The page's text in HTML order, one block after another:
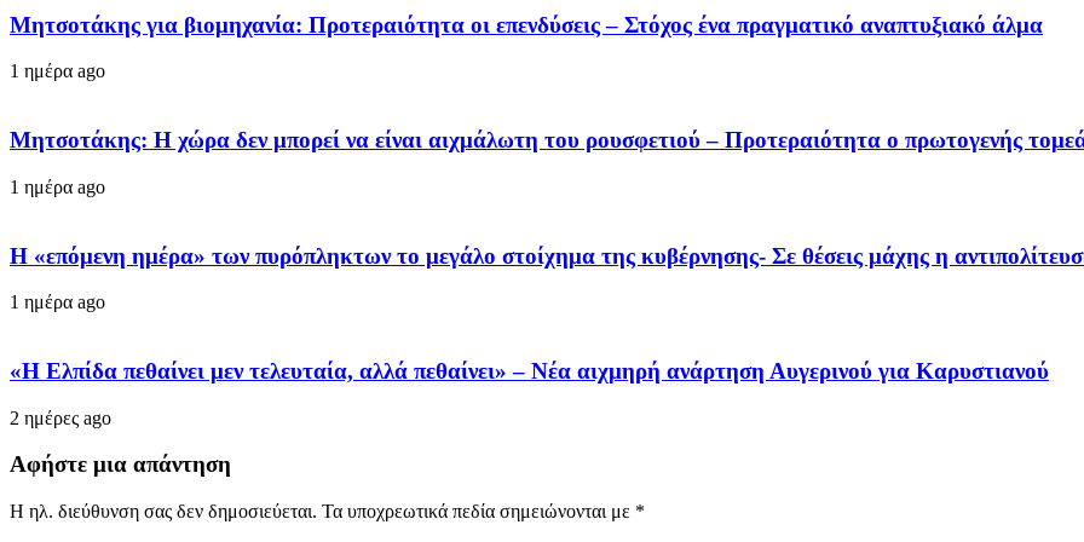
Μητσοτάκης για βιομηχανία: Προτεραιότητα οι επενδύσεις – Στόχος ένα πραγματικό αναπτυξιακό άλμα
1 ημέρα ago
Μητσοτάκης: Η χώρα δεν μπορεί να είναι αιχμάλωτη του ρουσφετιού – Προτεραιότητα ο πρωτογενής
1 ημέρα ago
Η «επόμενη ημέρα» των πυρόπληκτων το μεγάλο στοίχημα της κυβέρνησης- Σε θέσεις μάχης η
1 ημέρα ago
«Η Ελπίδα πεθαίνει μεν τελευταία, αλλά πεθαίνει» – Νέα αιχμηρή ανάρτηση Αυγερινού για Καρυστιανού
2 ημέρες ago
Αφήστε μια απάντηση
Η ηλ. διεύθυνση σας δεν δημοσιεύεται. Τα υποχρεωτικά πεδία σημειώνονται με *